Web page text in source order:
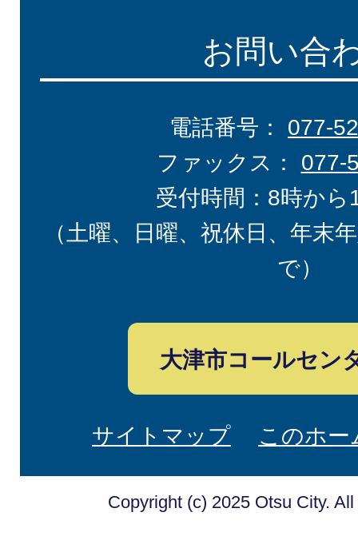
お問い合
電話番号： 077-
ファックス： 077-
受付時間：8時から
（土曜、日曜、祝休日、年末
で）
大津市コールセン
サイトマップ このホ
Copyright (c) 2025 Otsu City.